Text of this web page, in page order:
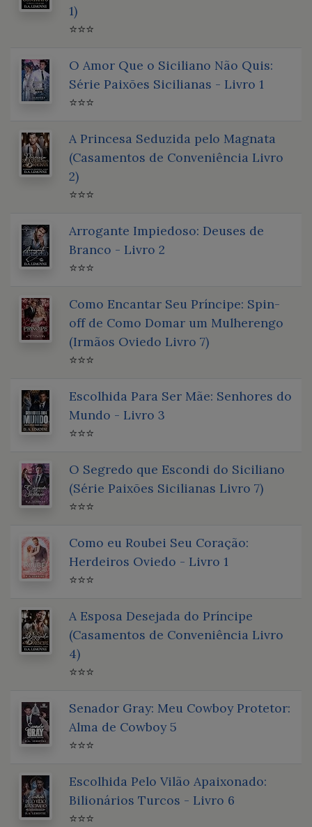
1)
⭐⭐⭐
O Amor Que o Siciliano Não Quis:
Série Paixões Sicilianas - Livro 1
⭐⭐⭐
A Princesa Seduzida pelo Magnata
(Casamentos de Conveniência Livro
2)
⭐⭐⭐
Arrogante Impiedoso: Deuses de
Branco - Livro 2
⭐⭐⭐
Como Encantar Seu Príncipe: Spin-
off de Como Domar um Mulherengo
(Irmãos Oviedo Livro 7)
⭐⭐⭐
Escolhida Para Ser Mãe: Senhores do
Mundo - Livro 3
⭐⭐⭐
O Segredo que Escondi do Siciliano
(Série Paixões Sicilianas Livro 7)
⭐⭐⭐
Como eu Roubei Seu Coração:
Herdeiros Oviedo - Livro 1
⭐⭐⭐
A Esposa Desejada do Príncipe
(Casamentos de Conveniência Livro
4)
⭐⭐⭐
Senador Gray: Meu Cowboy Protetor:
Alma de Cowboy 5
⭐⭐⭐
Escolhida Pelo Vilão Apaixonado:
Bilionários Turcos - Livro 6
⭐⭐⭐